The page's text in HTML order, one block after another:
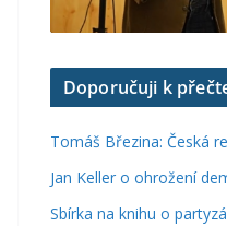
Doporučuji k
Tomáš Březina: Česká
Jan Keller o ohrožení
Sbírka na knihu o